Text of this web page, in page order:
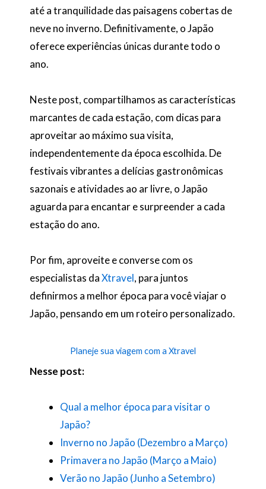
até a tranquilidade das paisagens cobertas de
neve no inverno. Definitivamente, o Japão
oferece experiências únicas durante todo o
ano.
Neste post, compartilhamos as características
marcantes de cada estação, com dicas para
aproveitar ao máximo sua visita,
independentemente da época escolhida. De
festivais vibrantes a delícias gastronômicas
sazonais e atividades ao ar livre, o Japão
aguarda para encantar e surpreender a cada
estação do ano.
Por fim, aproveite e converse com os
especialistas daXtravel, para juntos
definirmos a melhor época para você viajar o
Japão, pensando em um roteiro personalizado.
Planeje sua viagem com a Xtravel
Nesse post:
Qual a melhor época para visitar o
Japão?
Inverno no Japão (Dezembro a Março)
Primavera no Japão (Março a Maio)
Verão no Japão (Junho a Setembro)